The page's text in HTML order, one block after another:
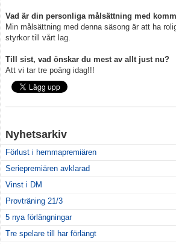
Vad är din personliga målsättning med
Min målsättning med denna säsong är att ha
styrkor till vårt lag.
Till sist, vad önskar du mest av allt just nu?
Att vi tar tre poäng idag!!!
Nyhetsarkiv
Förlust i hemmapremiären
Seriepremiären avklarad
Vinst i DM
Provträning 21/3
5 nya förlängningar
Tre spelare till har förlängt